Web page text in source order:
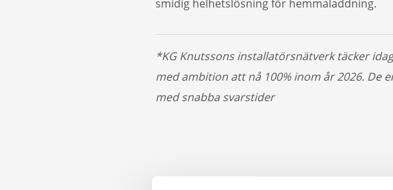
smidig helhetslösning för hemmaladdning.
*KG Knutssons installatörsnätverk täcker
med ambition att nå 100% inom år 2026. De
med snabba svarstider